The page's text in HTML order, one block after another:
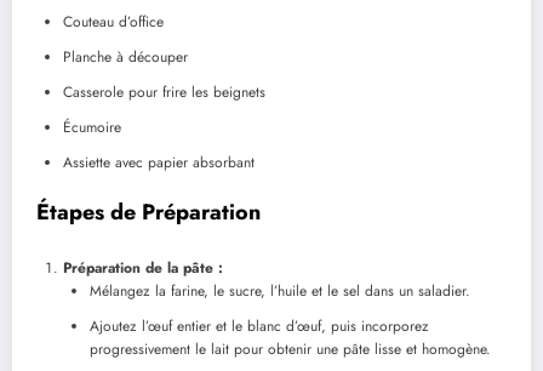
Couteau d’office
Planche à découper
Casserole pour frire les beignets
Écumoire
Assiette avec papier absorbant
Étapes de Préparation
Préparation de la pâte :
Mélangez la farine, le sucre, l’huile et le sel dans un saladier.
Ajoutez l’œuf entier et le blanc d’œuf, puis incorporez
progressivement le lait pour obtenir une pâte lisse et homogène.